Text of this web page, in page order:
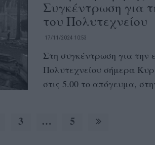
Συγκέντρωση για
του Πολυτεχνείου
17/11/2024 10:53
Στη συγκέντρωση για την
Πολυτεχνείου σήμερα
στις 5.00 το απόγευμα,
3 … 5